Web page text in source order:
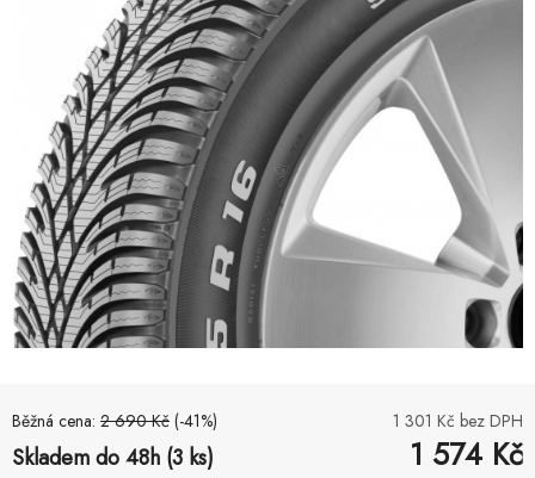
Běžná cena: 2 690 Kč (-41%) 1 301 Kč bez DPH
Skladem do 48h (3 ks) 1 574 Kč